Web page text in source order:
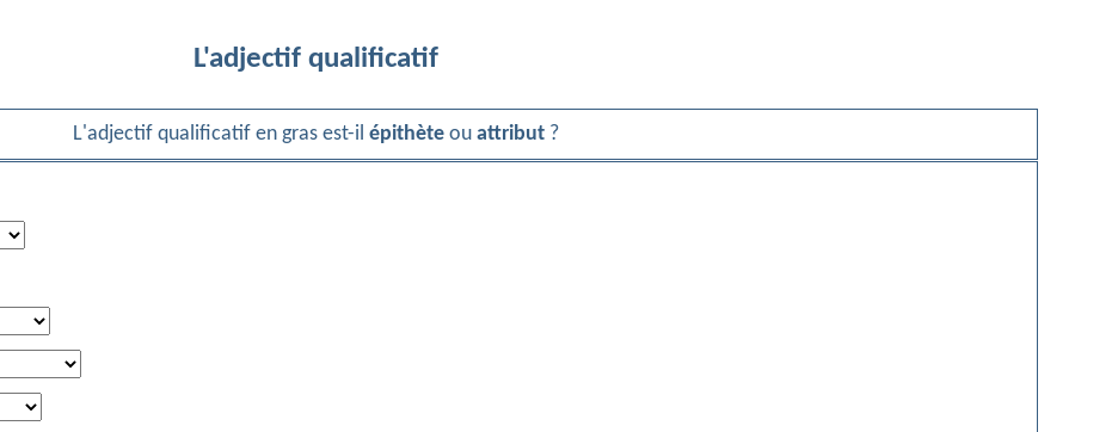
L'adjectif qualificatif
L'adjectif qualificatif en gras est-il épithèteou attribut?